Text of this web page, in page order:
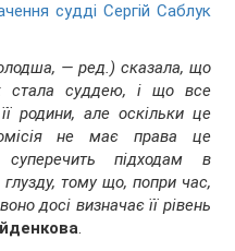
судді Сергій Саблук
— ред.) сказала, що
стала суддею, і що все
родини, але оскільки це
не має права це
підходам в
глузду, тому що, попри час,
досі визначає її рівень
.